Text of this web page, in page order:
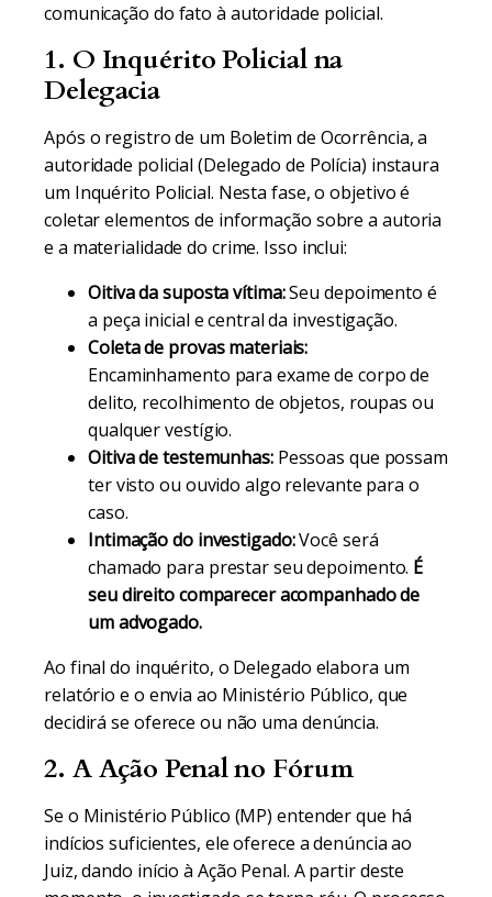
comunicação do fato à autoridade policial.
1. O Inquérito Policial na
Delegacia
Após o registro de um Boletim de Ocorrência, a
autoridade policial (Delegado de Polícia) instaura
um Inquérito Policial. Nesta fase, o objetivo é
coletar elementos de informação sobre a autoria
e a materialidade do crime. Isso inclui:
Oitiva da suposta vítima:Seu depoimento é
a peça inicial e central da investigação.
Coleta de provas materiais:
Encaminhamento para exame de corpo de
delito, recolhimento de objetos, roupas ou
qualquer vestígio.
Oitiva de testemunhas:Pessoas que possam
ter visto ou ouvido algo relevante para o
caso.
Intimação do investigado:Você será
chamado para prestar seu depoimento. É
seu direito comparecer acompanhado de
um advogado.
Ao final do inquérito, o Delegado elabora um
relatório e o envia ao Ministério Público, que
decidirá se oferece ou não uma denúncia.
2. A Ação Penal no Fórum
Se o Ministério Público (MP) entender que há
indícios suficientes, ele oferece a denúncia ao
Juiz, dando início à Ação Penal. A partir deste